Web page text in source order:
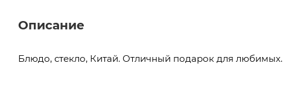
Описание
Блюдо, стекло, Китай. Отличный подарок для любимых.